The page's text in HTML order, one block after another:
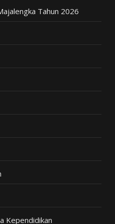
Tahun 2026
Kependidikan